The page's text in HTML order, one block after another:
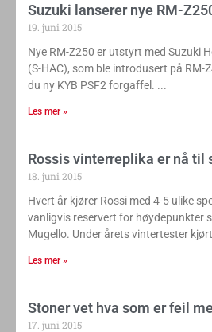
Suzuki lanserer nye RM-
19. juni 2015
Nye RM-Z250 er utstyrt med Suzuki
(S-HAC), som ble introdusert på RM-
du ny KYB PSF2 forgaffel.
Les mer »
Rossis vinterreplika er nå til
18. juni 2015
Hvert år kjører Rossi med 4-5 ulike
vanligvis reservert for høydepunkter
Mugello. Under årets vintertester
Les mer »
Stoner vet hva som er feil
17. juni 2015